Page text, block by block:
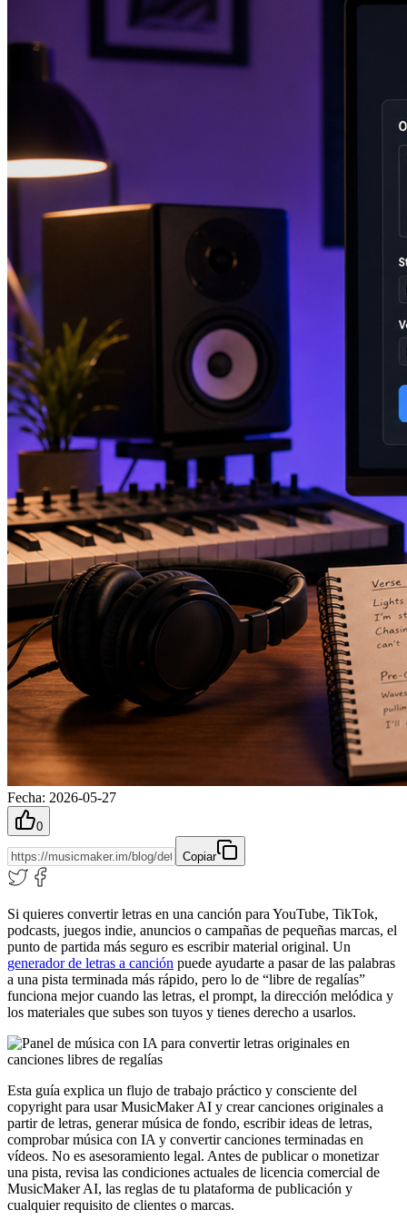
Fecha: 2026-05-27
0
Copiar
Si quieres convertir letras en una canción para YouTube, TikTok,
podcasts, juegos indie, anuncios o campañas de pequeñas marcas, el
punto de partida más seguro es escribir material original. Un
generador de letras a canción puede ayudarte a pasar de las palabras
a una pista terminada más rápido, pero lo de “libre de regalías”
funciona mejor cuando las letras, el prompt, la dirección melódica y
los materiales que subes son tuyos y tienes derecho a usarlos.
Esta guía explica un flujo de trabajo práctico y consciente del
copyright para usar MusicMaker AI y crear canciones originales a
partir de letras, generar música de fondo, escribir ideas de letras,
comprobar música con IA y convertir canciones terminadas en
vídeos. No es asesoramiento legal. Antes de publicar o monetizar
una pista, revisa las condiciones actuales de licencia comercial de
MusicMaker AI, las reglas de tu plataforma de publicación y
cualquier requisito de clientes o marcas.